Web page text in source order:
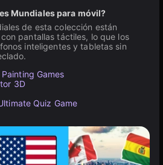
Mundiales para móvil?
de esta colección están
pantallas táctiles, lo que los
inteligentes y tabletas sin
Games
3D
Quiz Game